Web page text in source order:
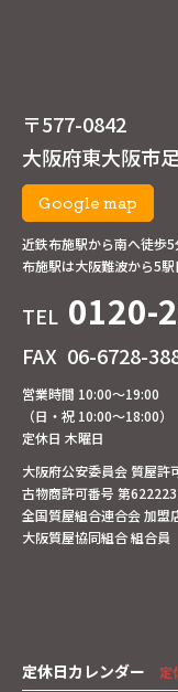
〒577-0842
大阪府東大阪市
Google map
近鉄布施駅から南へ徒歩5
布施駅は大阪難波から5
TEL 0120-
FAX 06-6728-
営業時間 10:00～19:00
（日・祝 10:00～18:00）
定休日 木曜日
大阪府公安委員会 質屋
古物商許可番号 第
全国質屋組合連合会 加盟
大阪質屋協同組合 組合員
定休日カレンダー 定